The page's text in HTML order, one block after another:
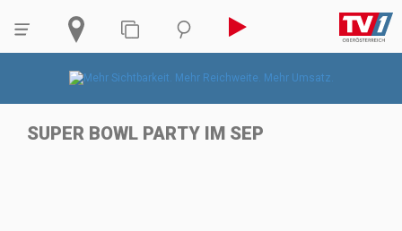
SUPER BOWL PARTY IM SEP